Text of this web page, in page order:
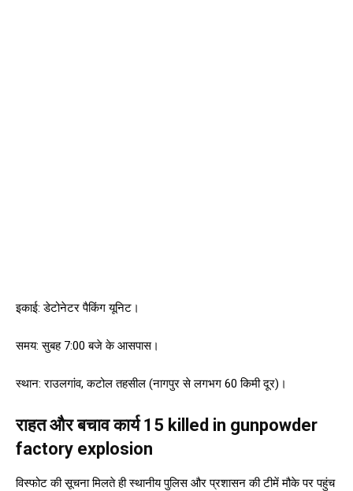
इकाई: डेटोनेटर पैकिंग यूनिट।
समय: सुबह 7:00 बजे के आसपास।
स्थान: राउलगांव, कटोल तहसील (नागपुर से लगभग 60 किमी दूर)।
राहत और बचाव कार्य 15 killed in gunpowder
factory explosion
विस्फोट की सूचना मिलते ही स्थानीय पुलिस और प्रशासन की टीमें मौके पर पहुंच